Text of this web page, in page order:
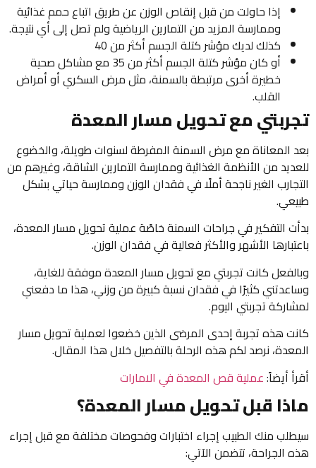
إذا حاولت من قبل إنقاص الوزن عن طريق اتباع حمم غذائية
وممارسة المزيد من التمارين الرياضية ولم تصل إلى أي نتيجة.
كذلك لديك مؤشر كتلة الجسم أكثر من 40
أو كان مؤشر كتلة الجسم أكثر من 35 مع مشاكل صحية
خطيرة أخرى مرتبطة بالسمنة، مثل مرض السكري أو أمراض
القلب.
تجربتي مع تحويل مسار المعدة
بعد المعاناة مع مرض السمنة المفرطة لسنوات طويلة، والخضوع
للعديد من الأنظمة الغذائية وممارسة التمارين الشاقة، وغيرهم من
التجارب الغير ناجحة أملًا في فقدان الوزن وممارسة حياتي بشكل
طبيعي.
بدأت التفكير في جراحات السمنة خاصًة عملية تحويل مسار المعدة،
باعتبارها الأشهر والأكثر فعالية في فقدان الوزن.
وبالفعل كانت تجربتي مع تحويل مسار المعدة موفقة للغاية،
وساعدتني كثيرًا في فقدان نسبة كبيرة من وزني، هذا ما دفعني
لمشاركة تجربتي اليوم.
كانت هذه تجربة إحدى المرضى الذين خضعوا لعملية تحويل مسار
المعدة، نرصد لكم هذه الرحلة بالتفصيل خلال هذا المقال.
أقرأ أيضاً:عملية قص المعدة في الامارات
ماذا قبل تحويل مسار المعدة؟
سيطلب منك الطبيب إجراء اختبارات وفحوصات مختلفة مع قبل إجراء
هذه الجراحة، تتضمن الآتي: